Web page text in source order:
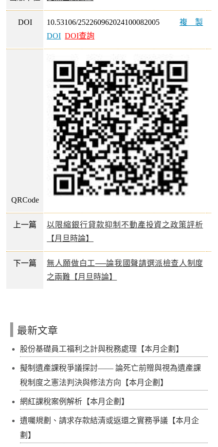
DOI 10.53106/252260962024100082005 複製
DOI DOI查詢
QRCode
上一篇
以限縮銀行貸款抑制不動產投資之政策評析
【月旦時論】
下一篇
無人願做白工──論我國聲請選派檢查人制度
之兩難【月旦時論】
最新文章
股份基礎員工福利之計與稅務處理【本月企劃】
擬制遺產課稅爭議探討—— 論死亡前贈與視為遺產課
稅制度之憲法判決與修法方向【本月企劃】
網紅課稅案例解析【本月企劃】
遺囑規劃、請求存款結清或返還之實務爭議【本月企
劃】